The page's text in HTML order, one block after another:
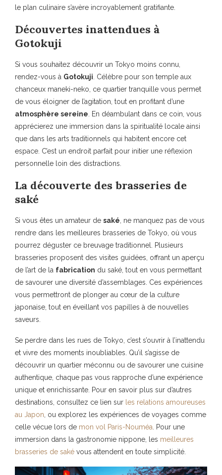
le plan culinaire s’avère incroyablement gratifiante.
Découvertes inattendues à
Gotokuji
Si vous souhaitez découvrir un Tokyo moins connu,
rendez-vous à Gotokuji. Célèbre pour son temple aux
chanceux maneki-neko, ce quartier tranquille vous permet
de vous éloigner de l’agitation, tout en profitant d’une
atmosphère sereine. En déambulant dans ce coin, vous
apprécierez une immersion dans la spiritualité locale ainsi
que dans les arts traditionnels qui habitent encore cet
espace. C’est un endroit parfait pour initier une réflexion
personnelle loin des distractions.
La découverte des brasseries de
saké
Si vous êtes un amateur de saké, ne manquez pas de vous
rendre dans les meilleures brasseries de Tokyo, où vous
pourrez déguster ce breuvage traditionnel. Plusieurs
brasseries proposent des visites guidées, offrant un aperçu
de l’art de la fabrication du saké, tout en vous permettant
de savourer une diversité d’assemblages. Ces expériences
vous permettront de plonger au cœur de la culture
japonaise, tout en éveillant vos papilles à de nouvelles
saveurs.
Se perdre dans les rues de Tokyo, c’est s’ouvrir à l’inattendu
et vivre des moments inoubliables. Qu’il s’agisse de
découvrir un quartier méconnu ou de savourer une cuisine
authentique, chaque pas vous rapproche d’une expérience
unique et enrichissante. Pour en savoir plus sur d’autres
destinations, consultez ce lien sur les relations amoureuses
au Japon, ou explorez les expériences de voyages comme
celle vécue lors de mon vol Paris-Nouméa. Pour une
immersion dans la gastronomie nippone, les meilleures
brasseries de saké vous attendent en toute simplicité.